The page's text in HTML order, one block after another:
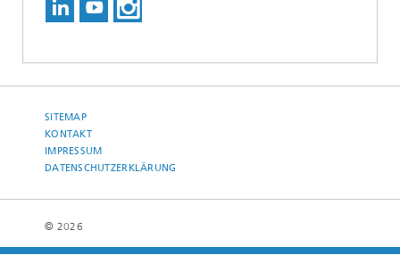
SITEMAP
KONTAKT
IMPRESSUM
DATENSCHUTZERKLÄRUNG
© 2026